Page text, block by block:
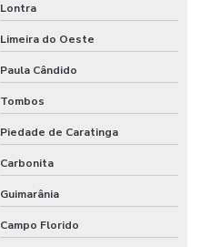
Lontra
Limeira do Oeste
Paula Cândido
Tombos
Piedade de Caratinga
Carbonita
Guimarânia
Campo Florido